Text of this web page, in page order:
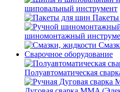
шиповальный инструмент
шиномонтажный
Сварочное оборудование
Полуавтоматическая